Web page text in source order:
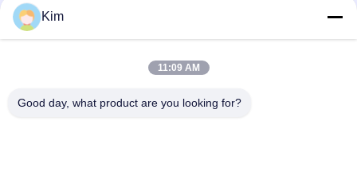
cinghia della rete
della maglia
Kim
11:09 AM
Good day, what product are you looking for?